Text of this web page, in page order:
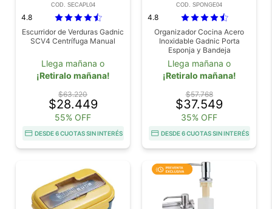
COD. SECAPL04
4.8
Escurridor de Verduras Gadnic
SCV4 Centrífuga Manual
Llega mañana o
¡Retiralo mañana!
$63.220
$28.449
55% OFF
DESDE 6 CUOTAS SIN INTERÉS
COD. SPONGE04
4.8
Organizador Cocina Acero
Inoxidable Gadnic Porta
Esponja y Bandeja
Llega mañana o
¡Retiralo mañana!
$57.768
$37.549
35% OFF
DESDE 6 CUOTAS SIN INTERÉS